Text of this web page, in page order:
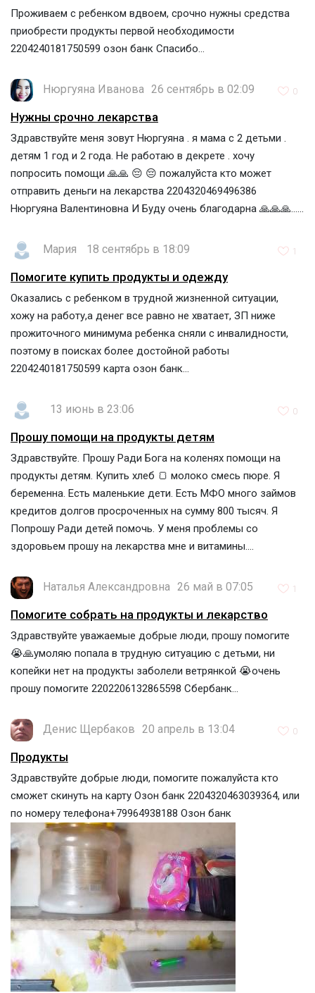
Проживаем с ребенком вдвоем, срочно нужны средства
приобрести продукты первой необходимости
2204240181750599 озон банк Спасибо...
Нюргуяна Иванова 26 сентябрь в 02:09 0
Нужны срочно лекарства
Здравствуйте меня зовут Нюргуяна . я мама с 2 детьми .
детям 1 год и 2 года. Не работаю в декрете . хочу
попросить помощи 🙏🙏 😔 😔 пожалуйста кто может
отправить деньги на лекарства 2204320469496386
Нюргуяна Валентиновна И Буду очень благодарна 🙏🙏🙏......
Мария 18 сентябрь в 18:09 1
Помогите купить продукты и одежду
Оказались с ребенком в трудной жизненной ситуации,
хожу на работу,а денег все равно не хватает, ЗП ниже
прожиточного минимума ребенка сняли с инвалидности,
поэтому в поисках более достойной работы
2204240181750599 карта озон банк...
13 июнь в 23:06 0
Прошу помощи на продукты детям
Здравствуйте. Прошу Ради Бога на коленях помощи на
продукты детям. Купить хлеб 🍞 молоко смесь пюре. Я
беременна. Есть маленькие дети. Есть МФО много займов
кредитов долгов просроченных на сумму 800 тысяч. Я
Попрошу Ради детей помочь. У меня проблемы со
здоровьем прошу на лекарства мне и витамины....
Наталья Александровна 26 май в 07:05 1
Помогите собрать на продукты и лекарство
Здравствуйте уважаемые добрые люди, прошу помогите
😭🙏умоляю попала в трудную ситуацию с детьми, ни
копейки нет на продукты заболели ветрянкой 😭очень
прошу помогите 2202206132865598 Сбербанк...
Денис Щербаков 20 апрель в 13:04 0
Продукты
Здравствуйте добрые люди, помогите пожалуйста кто
сможет скинуть на карту Озон банк 2204320463039364, или
по номеру телефона+79964938188 Озон банк